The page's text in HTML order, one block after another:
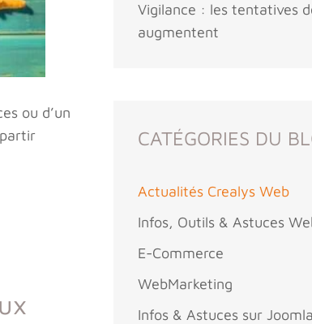
ou d’un
Vigilance : les tentatives
augmentent
CATÉGORIES DU
Actualités Crealys Web
Infos, Outils & Astuces
E-Commerce
WebMarketing
Infos & Astuces sur Joomla